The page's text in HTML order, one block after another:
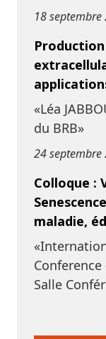
18 septembre
«Léa
du BRB»
24 septembre
Colloque :
maladie,
Salle